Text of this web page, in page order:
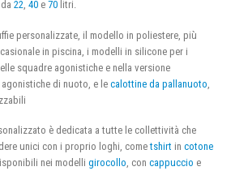
da 22, 40 e 70 litri.
personalizzate, il modello in poliestere, più
in piscina, i modelli in silicone per i
squadre agonistiche e nella versione
di nuoto, e le calottine da pallanuoto
è dedicata a tutte le collettività che
unici con i proprio loghi, cometshirt in cotone
nei modelli girocollo , con cappuccio e